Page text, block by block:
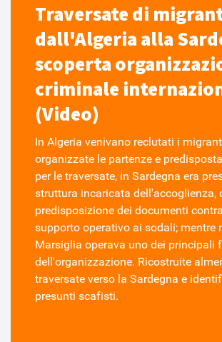
Traversate di
dall'Algeria alla
scoperta
criminale
(Video)
In Algeria venivano reclutati i
organizzate le partenze e
per le traversate, in Sardegna era
struttura incaricata dell'accoglienza,
predisposizione dei documenti
supporto operativo ai sodali; mentre
Marsiglia operava uno dei principali
dell'organizzazione. Ricostruite
traversate verso la Sardegna e
presunti scafisti.